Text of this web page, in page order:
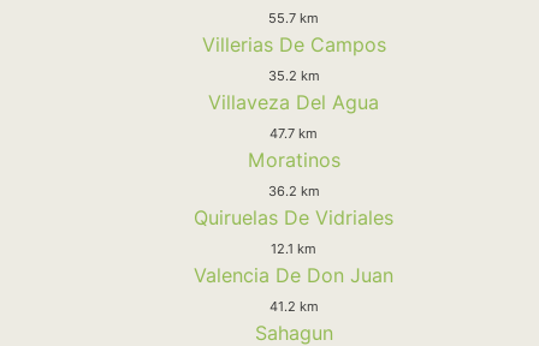
55.7 km
Villerias De Campos
35.2 km
Villaveza Del Agua
47.7 km
Moratinos
36.2 km
Quiruelas De Vidriales
12.1 km
Valencia De Don Juan
41.2 km
Sahagun